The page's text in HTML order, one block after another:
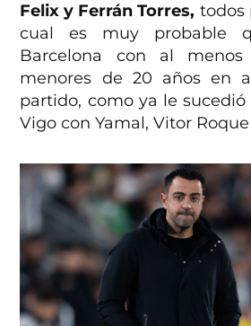
Felix y Ferrán Torres, todos
cual es muy probable
Barcelona con al menos
menores de 20 años en
partido, como ya le
Vigo con Yamal, Vitor